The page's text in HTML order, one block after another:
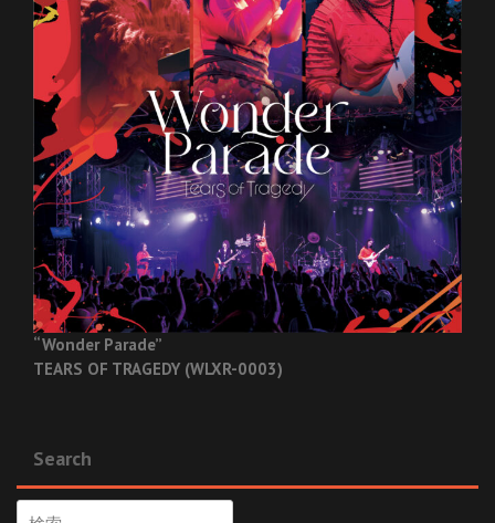
“Wonder Parade”
TEARS OF TRAGEDY (WLXR-0003)
Search